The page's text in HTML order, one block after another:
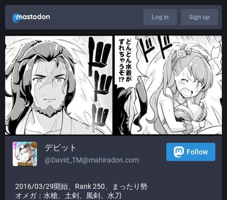
Log in Sign up
デビット
@David_TM@mahiradon.com
Follow
2016/03/29開始、Rank 250、まったり勢
オメガ：水槍、土剣、風剣、水刀